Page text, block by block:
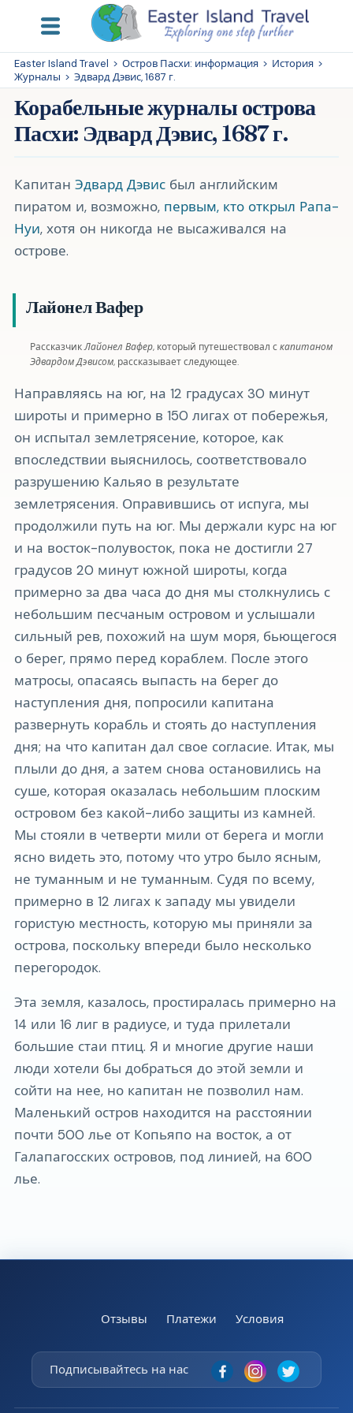
Easter Island Travel > Остров Пасхи: информация > История >
Журналы > Эдвард Дэвис, 1687 г.
Корабельные журналы острова
Пасхи: Эдвард Дэвис, 1687 г.
Капитан Эдвард Дэвисбыл английским
пиратом и, возможно, первым, кто открыл Рапа-
Нуи, хотя он никогда не высаживался на
острове.
Лайонел Вафер
РассказчикЛайонел Вафер, который путешествовал скапитаном
Эдвардом Дэвисом, рассказывает следующее.
Направляясь на юг, на 12 градусах 30 минут
широты и примерно в 150 лигах от побережья,
он испытал землетрясение, которое, как
впоследствии выяснилось, соответствовало
разрушению Кальяо в результате
землетрясения. Оправившись от испуга, мы
продолжили путь на юг. Мы держали курс на юг
и на восток-полувосток, пока не достигли 27
градусов 20 минут южной широты, когда
примерно за два часа до дня мы столкнулись с
небольшим песчаным островом и услышали
сильный рев, похожий на шум моря, бьющегося
о берег, прямо перед кораблем. После этого
матросы, опасаясь выпасть на берег до
наступления дня, попросили капитана
развернуть корабль и стоять до наступления
дня; на что капитан дал свое согласие. Итак, мы
плыли до дня, а затем снова остановились на
суше, которая оказалась небольшим плоским
островом без какой-либо защиты из камней.
Мы стояли в четверти мили от берега и могли
ясно видеть это, потому что утро было ясным,
не туманным и не туманным. Судя по всему,
примерно в 12 лигах к западу мы увидели
гористую местность, которую мы приняли за
острова, поскольку впереди было несколько
перегородок.
Эта земля, казалось, простиралась примерно на
14 или 16 лиг в радиусе, и туда прилетали
большие стаи птиц. Я и многие другие наши
люди хотели бы добраться до этой земли и
сойти на нее, но капитан не позволил нам.
Маленький остров находится на расстоянии
почти 500 лье от Копьяпо на восток, а от
Галапагосских островов, под линией, на 600
лье.
Отзывы Платежи Условия
Подписывайтесь на нас